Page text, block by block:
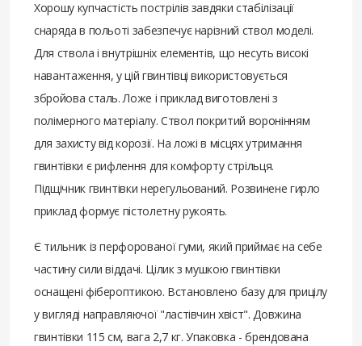
Хорошу купчастість пострілів завдяки стабілізації
снаряда в польоті забезпечує нарізний ствол моделі.
Для ствола і внутрішніх елементів, що несуть високі
навантаження, у цій гвинтівці використовується
збройова сталь. Ложе і приклад виготовлені з
полімерного матеріалу. Ствол покритий воронінням
для захисту від корозії. На ложі в місцях утримання
гвинтівки є рифлення для комфорту стрільця.
Підщічник гвинтівки нерегульований. Розвинене гирло
приклад формує пістолетну рукоять.
Є тильник із перфорованої гуми, який приймає на себе
частину сили віддачі. Цілик з мушкою гвинтівки
оснащені фібероптикою. Встановлено базу для прицілу
у вигляді направляючої "ластівчин хвіст". Довжина
гвинтівки 115 см, вага 2,7 кг. Упаковка - брендована